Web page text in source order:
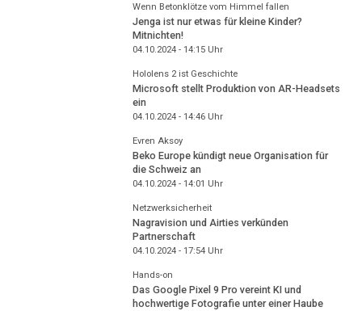
Wenn Betonklötze vom Himmel fallen
Jenga ist nur etwas für kleine Kinder?
Mitnichten!
04.10.2024 - 14:15Uhr
Hololens 2 ist Geschichte
Microsoft stellt Produktion von AR-Headsets
ein
04.10.2024 - 14:46Uhr
Evren Aksoy
Beko Europe kündigt neue Organisation für
die Schweiz an
04.10.2024 - 14:01 Uhr
Netzwerksicherheit
Nagravision und Airties verkünden
Partnerschaft
04.10.2024 - 17:54Uhr
Hands-on
Das Google Pixel 9 Pro vereint KI und
hochwertige Fotografie unter einer Haube